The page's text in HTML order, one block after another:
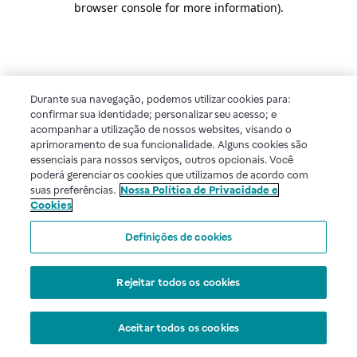
browser console for more information).
Durante sua navegação, podemos utilizar cookies para:
confirmar sua identidade; personalizar seu acesso; e
acompanhar a utilização de nossos websites, visando o
aprimoramento de sua funcionalidade. Alguns cookies são
essenciais para nossos serviços, outros opcionais. Você
poderá gerenciar os cookies que utilizamos de acordo com
suas preferências. Nossa Política de Privacidade e
Cookies
Definições de cookies
Rejeitar todos os cookies
Aceitar todos os cookies